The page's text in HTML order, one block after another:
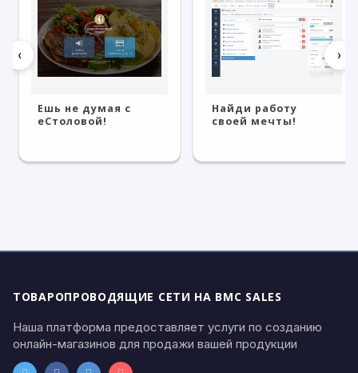
‹
Ешь не думая с
eСтоловой!
Найди работу
своей мечты!
›
ТОВАРОПРОВОДЯЩИЕ СЕТИ НА BMC SALES
Наша платформа предоставляет услуги по созданию
онлайн-магазинов для продажи вашей продукции